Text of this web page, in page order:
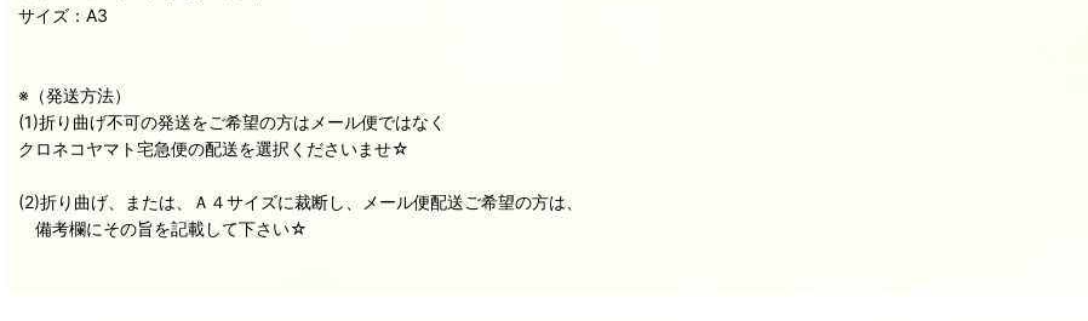
サイズ：A3
※（発送方法）
(1)折り曲げ不可の発送をご希望の方はメール便ではなく
クロネコヤマト宅急便の配送を選択くださいませ☆
(2)折り曲げ、または、Ａ４サイズに裁断し、メール便配送ご希望の方は、
備考欄にその旨を記載して下さい☆